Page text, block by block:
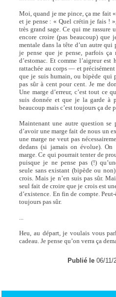
Moi, quand je me pince, ça me fait
et je pense : « Quel crétin je fais !
très grand sage. Ce qui me rassure
encore croire (pas beaucoup) que
mentale dans la tête d’un autre qui
je pense que je pense, parfois ça
d’estomac. Et comme l’aigreur est
rattachée au corps — et
que je suis humain, ou bipède qui
pas sûr à cent pour cent. Je me
Une marge d’erreur, c’est tout ce
suis donnée et que je la garde à
beaucoup mais c’est toujours ça de
Maintenant une autre question se
d’avoir une marge fait de nous un
une marge ne veut pas
dedans (si jamais on évolue).
marge. Ce qui pourrait tenter de
puisque je ne pense pas (!)
seule sans existant (bipède ou
crois. Mais je n’en suis pas sûr.
seul fait de croire que je crois est
d’existence. En fin de compte.
toujours pas sûr.
...
Heu, au départ, je voulais vous
cadeau. Je pense qu’on verra ça
Publié le 06/11/